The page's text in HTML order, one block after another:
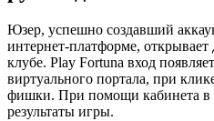
Юзер, успешно создавший
интернет-платформе,
клубе. Play Fortuna вход
виртуального портала, при
фишки. При помощи кабинета в
результаты игры.